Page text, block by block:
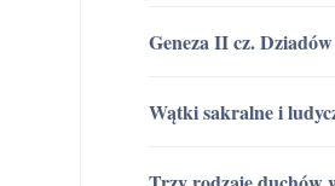
Geneza II cz. Dziadów
Wątki sakralne i